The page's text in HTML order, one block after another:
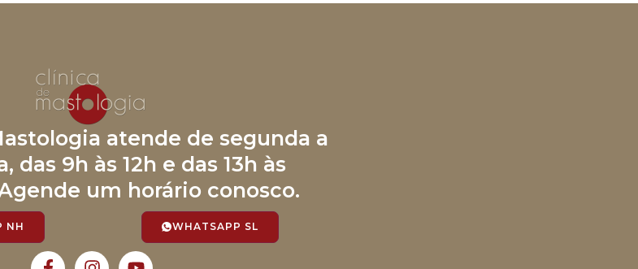
atende de segunda a
das 9h às 12h e das 13h às
um horário conosco.
NH WHATSAPP SL